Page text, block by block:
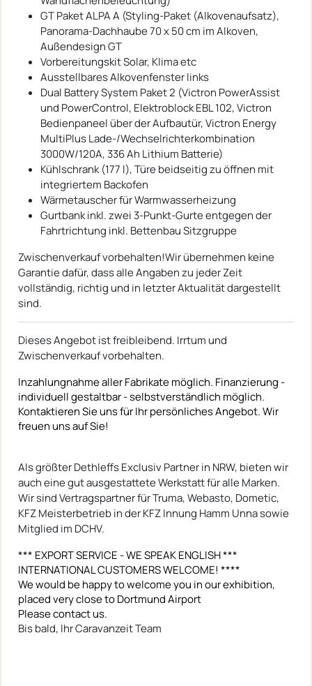
GT Paket ALPA A (Styling-Paket (Alkovenaufsatz),
Panorama-Dachhaube 70 x 50 cm im Alkoven,
Außendesign GT
Vorbereitungskit Solar, Klima etc
Ausstellbares Alkovenfenster links
Dual Battery System Paket 2 (Victron PowerAssist
und PowerControl, Elektroblock EBL 102, Victron
Bedienpaneel über der Aufbautür, Victron Energy
MultiPlus Lade-/Wechselrichterkombination
3000W/120A, 336 Ah Lithium Batterie)
Kühlschrank (177 l), Türe beidseitig zu öffnen mit
integriertem Backofen
Wärmetauscher für Warmwasserheizung
Gurtbank inkl. zwei 3-Punkt-Gurte entgegen der
Fahrtrichtung inkl. Bettenbau Sitzgruppe
Zwischenverkauf vorbehalten!Wir übernehmen keine
Garantie dafür, dass alle Angaben zu jeder Zeit
vollständig, richtig und in letzter Aktualität dargestellt
sind.
Dieses Angebot ist freibleibend. Irrtum und
Zwischenverkauf vorbehalten.
Inzahlungnahme aller Fabrikate möglich. Finanzierung -
individuell gestaltbar - selbstverständlich möglich.
Kontaktieren Sie uns für Ihr persönliches Angebot. Wir
freuen uns auf Sie!
Als größter Dethleffs Exclusiv Partner in NRW, bieten wir
auch eine gut ausgestattete Werkstatt für alle Marken.
Wir sind Vertragspartner für Truma, Webasto, Dometic,
KFZ Meisterbetrieb in der KFZ Innung Hamm Unna sowie
Mitglied im DCHV.
*** EXPORT SERVICE - WE SPEAK ENGLISH ***
INTERNATIONAL CUSTOMERS WELCOME! ****
We would be happy to welcome you in our exhibition,
placed very close to Dortmund Airport
Please contact us.
Bis bald, Ihr Caravanzeit Team